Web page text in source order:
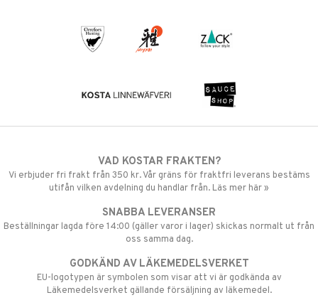
VAD KOSTAR FRAKTEN?
Vi erbjuder fri frakt från 350 kr. Vår gräns för fraktfri leverans bestäms
utifån vilken avdelning du handlar från. Läs mer här »
SNABBA LEVERANSER
Beställningar lagda före 14:00 (gäller varor i lager) skickas normalt ut från
oss samma dag.
GODKÄND AV LÄKEMEDELSVERKET
EU-logotypen är symbolen som visar att vi är godkända av
Läkemedelsverket gällande försäljning av läkemedel.